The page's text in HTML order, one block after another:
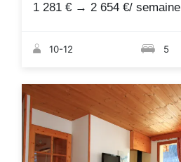
1 281 € → 2 654 €/ semaine
10-12 5